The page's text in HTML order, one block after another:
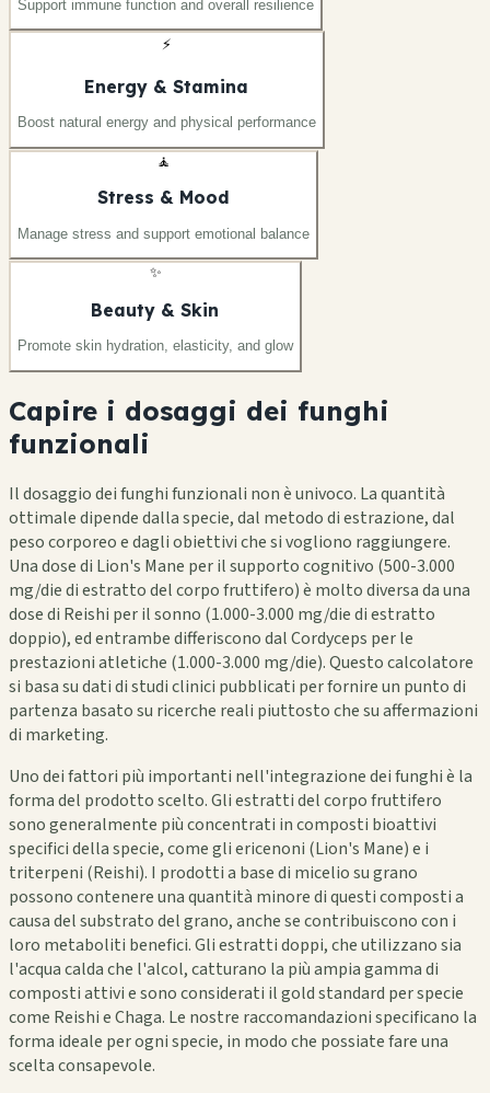
Support immune function and overall resilience
⚡
Energy & Stamina
Boost natural energy and physical performance
🧘
Stress & Mood
Manage stress and support emotional balance
✨
Beauty & Skin
Promote skin hydration, elasticity, and glow
Capire i dosaggi dei funghi
funzionali
Il dosaggio dei funghi funzionali non è univoco. La quantità
ottimale dipende dalla specie, dal metodo di estrazione, dal
peso corporeo e dagli obiettivi che si vogliono raggiungere.
Una dose di Lion's Mane per il supporto cognitivo (500-3.000
mg/die di estratto del corpo fruttifero) è molto diversa da una
dose di Reishi per il sonno (1.000-3.000 mg/die di estratto
doppio), ed entrambe differiscono dal Cordyceps per le
prestazioni atletiche (1.000-3.000 mg/die). Questo calcolatore
si basa su dati di studi clinici pubblicati per fornire un punto di
partenza basato su ricerche reali piuttosto che su affermazioni
di marketing.
Uno dei fattori più importanti nell'integrazione dei funghi è la
forma del prodotto scelto. Gli estratti del corpo fruttifero
sono generalmente più concentrati in composti bioattivi
specifici della specie, come gli ericenoni (Lion's Mane) e i
triterpeni (Reishi). I prodotti a base di micelio su grano
possono contenere una quantità minore di questi composti a
causa del substrato del grano, anche se contribuiscono con i
loro metaboliti benefici. Gli estratti doppi, che utilizzano sia
l'acqua calda che l'alcol, catturano la più ampia gamma di
composti attivi e sono considerati il gold standard per specie
come Reishi e Chaga. Le nostre raccomandazioni specificano la
forma ideale per ogni specie, in modo che possiate fare una
scelta consapevole.